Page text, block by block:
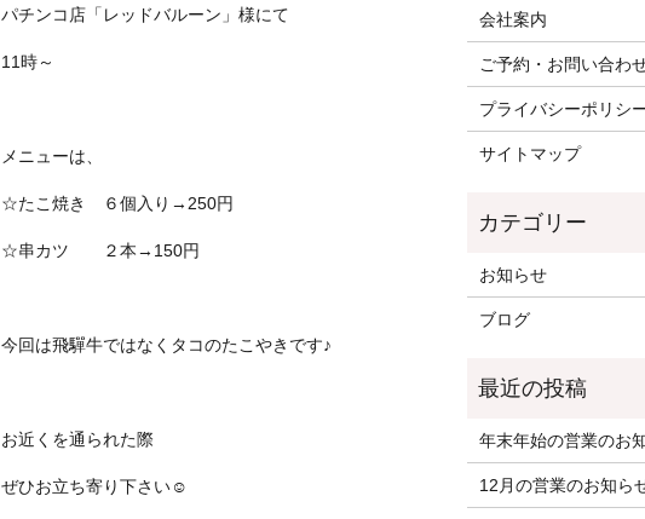
パチンコ店「レッドバルーン」様にて
11時～
メニューは、
☆たこ焼き ６個入り→250円
☆串カツ ２本→150円
今回は飛驒牛ではなくタコのたこやきです♪
お近くを通られた際
ぜひお立ち寄り下さい☺
会社案内
ご予約・お問い合わ
プライバシーポリシ
サイトマップ
お知らせ
ブログ
年末年始の営業のお
12月の営業のお知ら